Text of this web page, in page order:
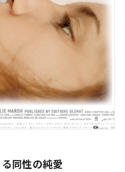
同性の純愛